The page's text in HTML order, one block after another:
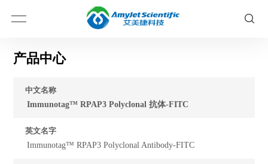
产品中心
中文名称
Immunotag™ RPAP3 Polyclonal 抗体-FITC
英文名字
Immunotag™ RPAP3 Polyclonal Antibody-FITC